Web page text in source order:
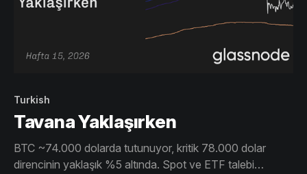
Turkish
Tavana Yaklaşırken
BTC ~74.000 dolarda tutunuyor, kritik 78.000 dolar
direncinin yaklaşık %5 altında. Spot ve ETF talebi